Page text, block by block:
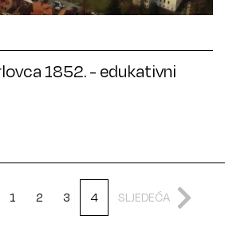
1852. - edukativni
1 2 3 4 SLJEDEĆA